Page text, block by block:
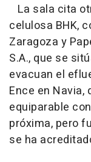
La sala cita
celulosa BHK,
Zaragoza y
S.A., que se
evacuan el
Ence en
equiparable
próxima, pero
se ha